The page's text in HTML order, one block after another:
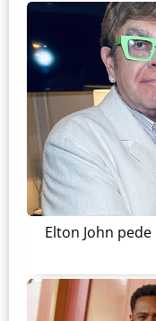
Elton John